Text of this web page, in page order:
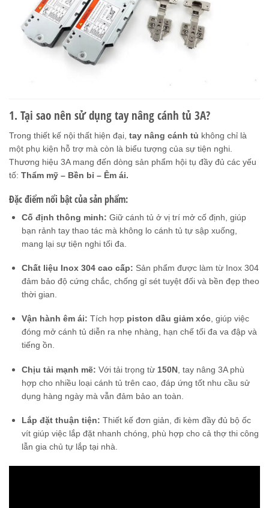
1. Tại sao nên sử dụng tay nâng cánh tủ 3A?
Trong thiết kế nội thất hiện đại, tay nâng cánh tủ không chỉ là
một phụ kiện hỗ trợ mà còn là biểu tượng của sự tiện nghi.
Thương hiệu 3A mang đến dòng sản phẩm hội tụ đầy đủ các yếu
tố: Thẩm mỹ – Bền bỉ – Êm ái.
Đặc điểm nổi bật của sản phẩm:
Cố định thông minh: Giữ cánh tủ ở vị trí mở cố định, giúp
bạn rảnh tay thao tác mà không lo cánh tủ tự sập xuống,
mang lại sự tiện nghi tối đa.
Chất liệu Inox 304 cao cấp: Sản phẩm được làm từ Inox 304
đảm bảo độ cứng chắc, chống gỉ sét tuyệt đối và bền đẹp theo
thời gian.
Vận hành êm ái: Tích hợp piston dầu giảm xóc, giúp việc
đóng mở cánh tủ diễn ra nhẹ nhàng, hạn chế tối đa va đập và
tiếng ồn.
Chịu tải mạnh mẽ: Với tải trọng từ 150N, tay nâng 3A phù
hợp cho nhiều loại cánh tủ trên cao, đáp ứng tốt nhu cầu sử
dụng hàng ngày mà vẫn đảm bảo an toàn.
Lắp đặt thuận tiện: Thiết kế đơn giản, đi kèm đầy đủ bộ ốc
vít giúp việc lắp đặt nhanh chóng, phù hợp cho cả thợ thi công
lẫn gia chủ tự lắp tại nhà.